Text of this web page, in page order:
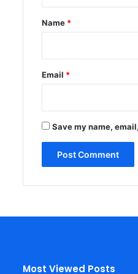
*
Name *
Email *
Save my name,
Most Viewed Posts